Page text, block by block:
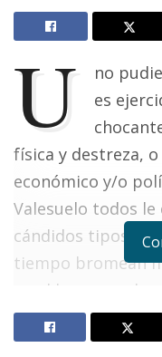
U
no
es
física y destreza,
económico y/o
Valesuelo todos le
cándidos tipos de
tiempo bromean
en el hogar, en la
vacilón y
humor… en fin, de